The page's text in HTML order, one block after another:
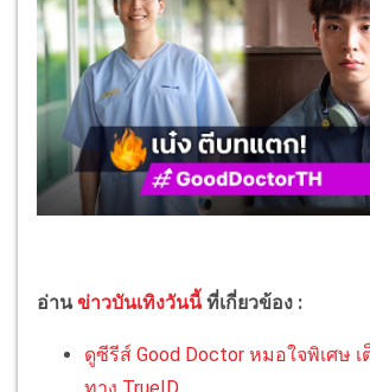
อ่านข่าวบันเทิงวันนี้ ที่เกี่ยวข้อง :
ดูซีรีส์ Good Doctor หมอใจพิเศษ